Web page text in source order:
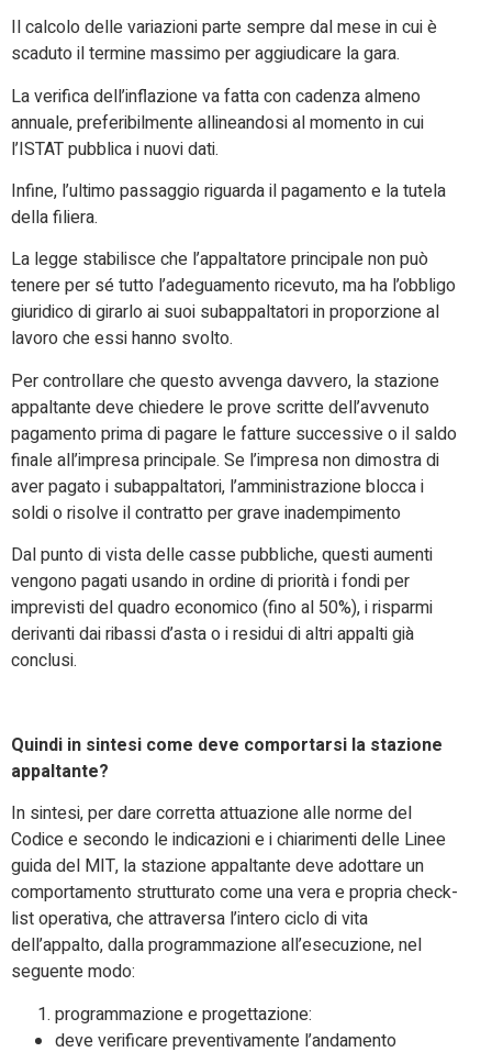
Il calcolo delle variazioni parte sempre dal mese in cui è
scaduto il termine massimo per aggiudicare la gara.
La verifica dell’inflazione va fatta con cadenza almeno
annuale, preferibilmente allineandosi al momento in cui
l’ISTAT pubblica i nuovi dati.
Infine, l’ultimo passaggio riguarda il pagamento e la tutela
della filiera.
La legge stabilisce che l’appaltatore principale non può
tenere per sé tutto l’adeguamento ricevuto, ma ha l’obbligo
giuridico di girarlo ai suoi subappaltatori in proporzione al
lavoro che essi hanno svolto.
Per controllare che questo avvenga davvero, la stazione
appaltante deve chiedere le prove scritte dell’avvenuto
pagamento prima di pagare le fatture successive o il saldo
finale all’impresa principale. Se l’impresa non dimostra di
aver pagato i subappaltatori, l’amministrazione blocca i
soldi o risolve il contratto per grave inadempimento
Dal punto di vista delle casse pubbliche, questi aumenti
vengono pagati usando in ordine di priorità i fondi per
imprevisti del quadro economico (fino al 50%), i risparmi
derivanti dai ribassi d’asta o i residui di altri appalti già
conclusi.
Quindi in sintesi come deve comportarsi la stazione
appaltante?
In sintesi, per dare corretta attuazione alle norme del
Codice e secondo le indicazioni e i chiarimenti delle Linee
guida del MIT, la stazione appaltante deve adottare un
comportamento strutturato come una vera e propria check-
list operativa, che attraversa l’intero ciclo di vita
dell’appalto, dalla programmazione all’esecuzione, nel
seguente modo:
programmazione e progettazione:
deve verificare preventivamente l’andamento